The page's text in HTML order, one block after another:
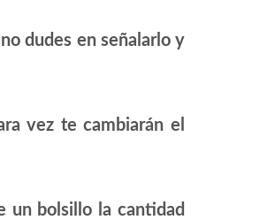
dudes en señalarlo y
vez te cambiarán el
un bolsillo la cantidad